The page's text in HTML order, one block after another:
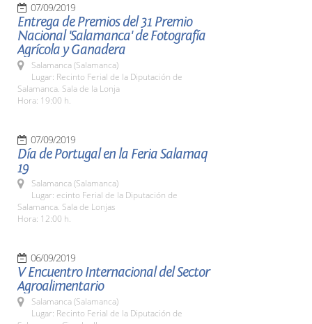
07/09/2019
Entrega de Premios del 31 Premio
Nacional 'Salamanca' de Fotografía
Agrícola y Ganadera
Salamanca (Salamanca)
Lugar: Recinto Ferial de la Diputación de
Salamanca. Sala de la Lonja
Hora: 19:00 h.
07/09/2019
Día de Portugal en la Feria Salamaq
19
Salamanca (Salamanca)
Lugar: ecinto Ferial de la Diputación de
Salamanca. Sala de Lonjas
Hora: 12:00 h.
06/09/2019
V Encuentro Internacional del Sector
Agroalimentario
Salamanca (Salamanca)
Lugar: Recinto Ferial de la Diputación de